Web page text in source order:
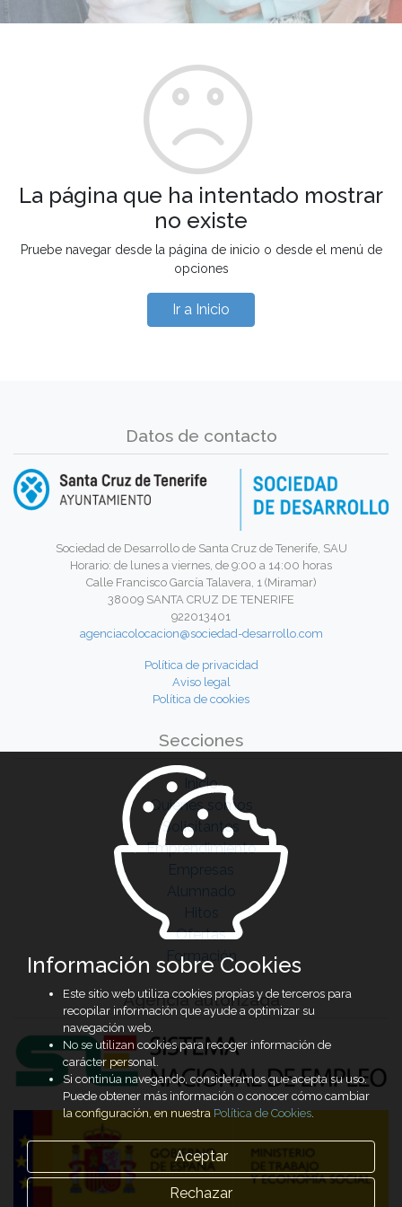
La página que ha intentado mostrar
no existe
Pruebe navegar desde la página de inicio o desde el menú de
opciones
Ir a Inicio
Datos de contacto
Sociedad de Desarrollo de Santa Cruz de Tenerife, SAU
Horario: de lunes a viernes, de 9:00 a 14:00 horas
Calle Francisco García Talavera, 1 (Miramar)
38009 SANTA CRUZ DE TENERIFE
922013401
agenciacolocacion@sociedad-desarrollo.com
Política de privacidad
Aviso legal
Política de cookies
Secciones
Inicio
Quiénes somos
Solicitantes
Emprendimiento
Empresas
Alumnado
Hitos
Ofertas
Formación
Agencia autorizada
Información sobre Cookies
Este sitio web utiliza cookies propias y de terceros para
recopilar información que ayude a optimizar su
navegación web.
No se utilizan cookies para recoger información de
carácter personal.
Si continúa navegando, consideramos que acepta su uso.
Puede obtener más información o conocer cómo cambiar
la configuración, en nuestraPolítica de Cookies.
Aceptar
Rechazar